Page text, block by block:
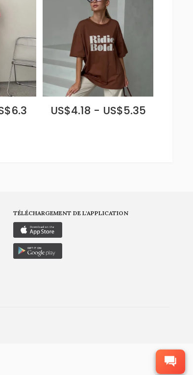
US$4.18 - US$5.35
TÉLÉCHARGEMENT DE L'APPLICATION